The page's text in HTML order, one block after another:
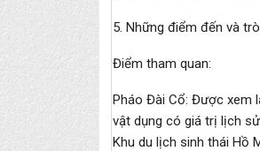
5. Những điểm đến và
Điểm tham quan:
Pháo Đài Cổ: Được xem
vật dụng có giá trị lịch
Khu du lịch sinh thái Hồ